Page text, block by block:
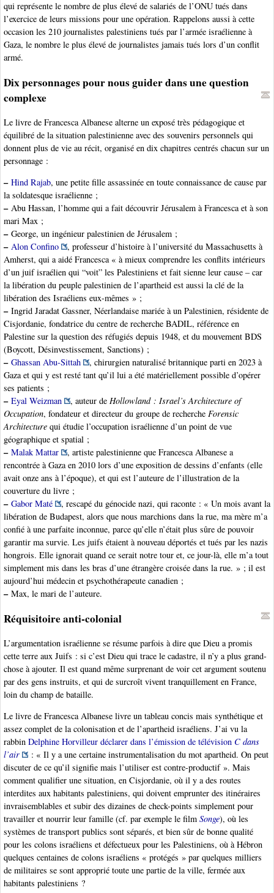
qui représente le nombre de plus élevé de salariés de l’ONU tués dans
l’exercice de leurs missions pour une opération. Rappelons aussi à cette
occasion les 210 journalistes palestiniens tués par l’armée israélienne à
Gaza, le nombre le plus élevé de journalistes jamais tués lors d’un conflit
armé.
Dix personnages pour nous guider dans une question
complexe
Le livre de Francesca Albanese alterne un exposé très pédagogique et
équilibré de la situation palestinienne avec des souvenirs personnels qui
donnent plus de vie au récit, organisé en dix chapitres centrés chacun sur un
personnage :
– Hind Rajab, une petite fille assassinée en toute connaissance de cause par
la soldatesque israélienne ;
–Abu Hassan, l’homme qui a fait découvrir Jérusalem à Francesca et à son
mari Max ;
–George, un ingénieur palestinien de Jérusalem ;
– Alon Confino
, professeur d’histoire à l’université du Massachusetts à
Amherst, qui a aidé Francesca « à mieux comprendre les conflits intérieurs
d’un juif israélien qui “voit” les Palestiniens et fait sienne leur cause – car
la libération du peuple palestinien de l’apartheid est aussi la clé de la
libération des Israéliens eux-mêmes » ;
–Ingrid Jaradat Gassner, Néerlandaise mariée à un Palestinien, résidente de
Cisjordanie, fondatrice du centre de recherche BADIL, référence en
Palestine sur la question des réfugiés depuis 1948, et du mouvement BDS
(Boycott, Désinvestissement, Sanctions) ;
– Ghassan Abu-Sittah
, chirurgien naturalisé britannique parti en 2023 à
Gaza et qui y est resté tant qu’il lui a été matériellement possible d’opérer
ses patients ;
– Eyal Weizman , auteur de Hollowland : Israel’s Architecture of
Occupation, fondateur et directeur du groupe de recherche Forensic
Architecture qui étudie l’occupation israélienne d’un point de vue
géographique et spatial ;
– Malak Mattar
, artiste palestinienne que Francesca Albanese a
rencontrée à Gaza en 2010 lors d’une exposition de dessins d’enfants (elle
avait onze ans à l’époque), et qui est l’auteure de l’illustration de la
couverture du livre ;
– Gabor Maté
, rescapé du génocide nazi, qui raconte : « Un mois avant la
libération de Budapest, alors que nous marchions dans la rue, ma mère m’a
confié à une parfaite inconnue, parce qu’elle n’était plus sûre de pouvoir
garantir ma survie. Les juifs étaient à nouveau déportés et tués par les nazis
hongrois. Elle ignorait quand ce serait notre tour et, ce jour-là, elle m’a tout
simplement mis dans les bras d’une étrangère croisée dans la rue. » ; il est
aujourd’hui médecin et psychothérapeute canadien ;
–Max, le mari de l’auteure.
Réquisitoire anti-colonial
L’argumentation israélienne se résume parfois à dire que Dieu a promis
cette terre aux Juifs : si c’est Dieu qui trace le cadastre, il n’y a plus grand-
chose à ajouter. Il est quand même surprenant de voir cet argument soutenu
par des gens instruits, et qui de surcroît vivent tranquillement en France,
loin du champ de bataille.
Le livre de Francesca Albanese livre un tableau concis mais synthétique et
assez complet de la colonisation et de l’apartheid israéliens. J’ai vu la
rabbin Delphine Horvilleur déclarer dans l’émission de télévision C dans
l’air
: « Il y a une certaine instrumentalisation du mot apartheid. On peut
discuter de ce qu’il signifie mais l’utiliser est contre-productif ». Mais
comment qualifier une situation, en Cisjordanie, où il y a des routes
interdites aux habitants palestiniens, qui doivent emprunter des itinéraires
invraisemblables et subir des dizaines de check-points simplement pour
travailler et nourrir leur famille (cf. par exemple le film Songe), où les
systèmes de transport publics sont séparés, et bien sûr de bonne qualité
pour les colons israéliens et défectueux pour les Palestiniens, où à Hébron
quelques centaines de colons israéliens « protégés » par quelques milliers
de militaires se sont approprié toute une partie de la ville, fermée aux
habitants palestiniens ?